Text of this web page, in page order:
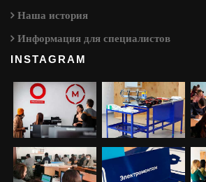
Наша история
Информация для специалистов
INSTAGRAM